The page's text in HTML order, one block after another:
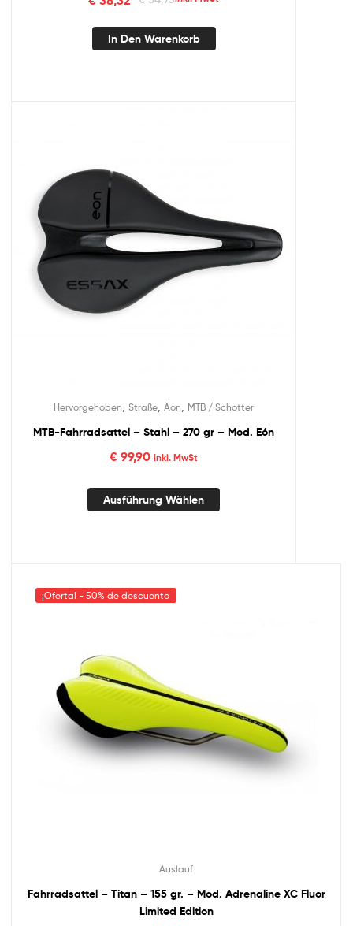
In Den Warenkorb
Hervorgehoben Straße Äon MTB / Schotter
MTB-Fahrradsattel – Stahl – 270 gr – Mod. Eón
€ 99,90 inkl. MwSt
Ausführung Wählen
¡Oferta! - 50% de descuento
Auslauf
Fahrradsattel – Titan – 155 gr. – Mod. Adrenaline XC Fluor
Limited Edition